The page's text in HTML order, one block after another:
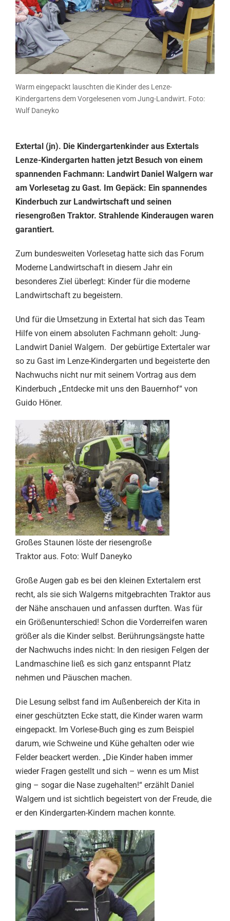
Warm eingepackt lauschten die Kinder des Lenze-
Kindergartens dem Vorgelesenen vom Jung-Landwirt. Foto:
Wulf Daneyko
Extertal (jn). Die Kindergartenkinder aus Extertals
Lenze-Kindergarten hatten jetzt Besuch von einem
spannenden Fachmann: Landwirt Daniel Walgern war
am Vorlesetag zu Gast. Im Gepäck: Ein spannendes
Kinderbuch zur Landwirtschaft und seinen
riesengroßen Traktor. Strahlende Kinderaugen waren
garantiert.
Zum bundesweiten Vorlesetag hatte sich das Forum
Moderne Landwirtschaft in diesem Jahr ein
besonderes Ziel überlegt: Kinder für die moderne
Landwirtschaft zu begeistern.
Und für die Umsetzung in Extertal hat sich das Team
Hilfe von einem absoluten Fachmann geholt: Jung-
Landwirt Daniel Walgern. Der gebürtige Extertaler war
so zu Gast im Lenze-Kindergarten und begeisterte den
Nachwuchs nicht nur mit seinem Vortrag aus dem
Kinderbuch „Entdecke mit uns den Bauernhof“ von
Guido Höner.
Großes Staunen löste der riesengroße
Traktor aus. Foto: Wulf Daneyko
Große Augen gab es bei den kleinen Extertalern erst
recht, als sie sich Walgerns mitgebrachten Traktor aus
der Nähe anschauen und anfassen durften. Was für
ein Größenunterschied! Schon die Vorderreifen waren
größer als die Kinder selbst. Berührungsängste hatte
der Nachwuchs indes nicht: In den riesigen Felgen der
Landmaschine ließ es sich ganz entspannt Platz
nehmen und Päuschen machen.
Die Lesung selbst fand im Außenbereich der Kita in
einer geschützten Ecke statt, die Kinder waren warm
eingepackt. Im Vorlese-Buch ging es zum Beispiel
darum, wie Schweine und Kühe gehalten oder wie
Felder beackert werden. „Die Kinder haben immer
wieder Fragen gestellt und sich – wenn es um Mist
ging – sogar die Nase zugehalten!“ erzählt Daniel
Walgern und ist sichtlich begeistert von der Freude, die
er den Kindergarten-Kindern machen konnte.